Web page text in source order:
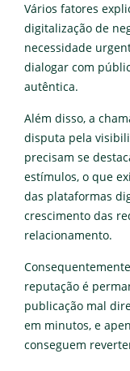
Vários fatores
digitalização de
necessidade
dialogar com
autêntica.
Além disso, a
disputa pela
precisam se
estímulos, o que
das plataformas
crescimento das
relacionamento.
reputação é
publicação mal
em minutos, e
conseguem